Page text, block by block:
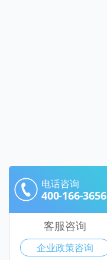
电话咨询
400-166-3656
客服咨询
企业政策咨询